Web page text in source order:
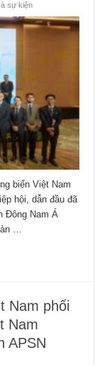
sự kiện
biển Việt Nam
hội, dẫn đầu đã
Đông Nam Á
…
Nam phối
Nam
APSN